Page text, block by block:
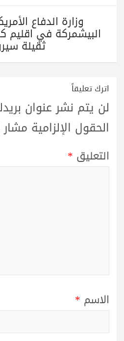
وزارة الدفاع
البيشمركة في اقليم
ثقيلة
اترك تعليقاً
لن يتم نشر عنوان
الحقول الإلزامية مشار
التعليق *
الاسم *